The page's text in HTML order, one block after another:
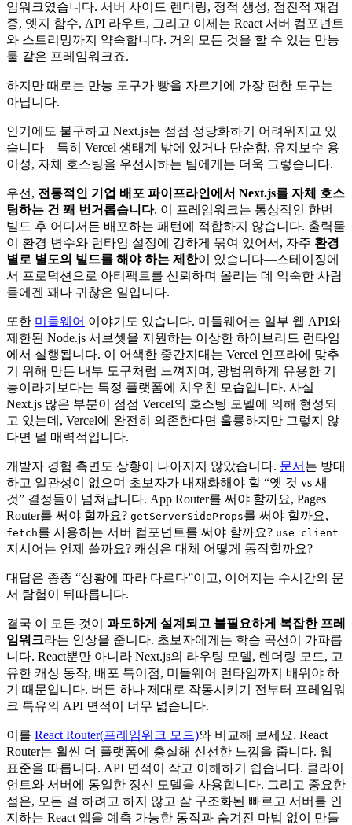
다
Next.js는 React 기반 풀스택 개발에서 오랫동안 대표적인 프레
임워크였습니다. 서버 사이드 렌더링, 정적 생성, 점진적 재검
증, 엣지 함수, API 라우트, 그리고 이제는 React 서버 컴포넌트
와 스트리밍까지 약속합니다. 거의 모든 것을 할 수 있는 만능
툴 같은 프레임워크죠.
하지만 때로는 만능 도구가 빵을 자르기에 가장 편한 도구는
아닙니다.
인기에도 불구하고 Next.js는 점점 정당화하기 어려워지고 있
습니다—특히 Vercel 생태계 밖에 있거나 단순함, 유지보수 용
이성, 자체 호스팅을 우선시하는 팀에게는 더욱 그렇습니다.
우선,전통적인 기업 배포 파이프라인에서 Next.js를 자체 호스
팅하는 건 꽤 번거롭습니다. 이 프레임워크는 통상적인 한번
빌드 후 어디서든 배포하는 패턴에 적합하지 않습니다. 출력물
이 환경 변수와 런타임 설정에 강하게 묶여 있어서, 자주
별로 별도의 빌드를 해야 하는 제한 이 있습니다—스테이징에
서 프로덕션으로 아티팩트를 신뢰하며 올리는 데 익숙한 사람
들에겐 꽤나 귀찮은 일입니다.
또한미들웨어이야기도 있습니다. 미들웨어는 일부 웹 API와
제한된 Node.js 서브셋을 지원하는 이상한 하이브리드 런타임
에서 실행됩니다. 이 어색한 중간지대는 Vercel 인프라에 맞추
기 위해 만든 내부 도구처럼 느껴지며, 광범위하게 유용한 기
능이라기보다는 특정 플랫폼에 치우친 모습입니다. 사실
Next.js 많은 부분이 점점 Vercel의 호스팅 모델에 의해 형성되
고 있는데, Vercel에 완전히 의존한다면 훌륭하지만 그렇지 않
다면 덜 매력적입니다.
개발자 경험 측면도 상황이 나아지지 않았습니다.문서는 방대
하고 일관성이 없으며 초보자가 내재화해야 할 “옛 것 vs 새
것” 결정들이 넘쳐납니다. App Router를 써야 할까요, Pages
Router를 써야 할까요?getServerSideProps를 써야 할까요,
fetch를 사용하는 서버 컴포넌트를 써야 할까요?
지시어는 언제 쓸까요? 캐싱은 대체 어떻게 동작할까요?
대답은 종종 “상황에 따라 다르다”이고, 이어지는 수시간의 문
서 탐험이 뒤따릅니다.
결국 이 모든 것이과도하게 설계되고 불필요하게 복잡한 프레
임워크라는 인상을 줍니다. 초보자에게는 학습 곡선이 가파릅
니다. React뿐만 아니라 Next.js의 라우팅 모델, 렌더링 모드, 고
유한 캐싱 동작, 배포 특이점, 미들웨어 런타임까지 배워야 하
기 때문입니다. 버튼 하나 제대로 작동시키기 전부터 프레임워
크 특유의 API 면적이 너무 넓습니다.
이를React Router(프레임워크 모드)와 비교해 보세요. React
Router는 훨씬 더 플랫폼에 충실해 신선한 느낌을 줍니다. 웹